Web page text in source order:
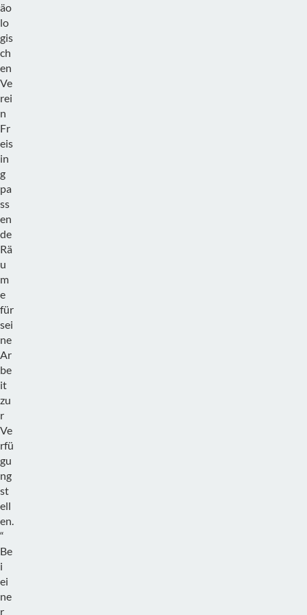
äo
lo
gis
ch
en
Ve
rei
n
Fr
eis
in
g
pa
ss
en
de
Rä
u
m
e
für
sei
ne
Ar
be
it
zu
r
Ve
rfü
gu
ng
st
ell
en.
“
Be
i
ei
ne
r